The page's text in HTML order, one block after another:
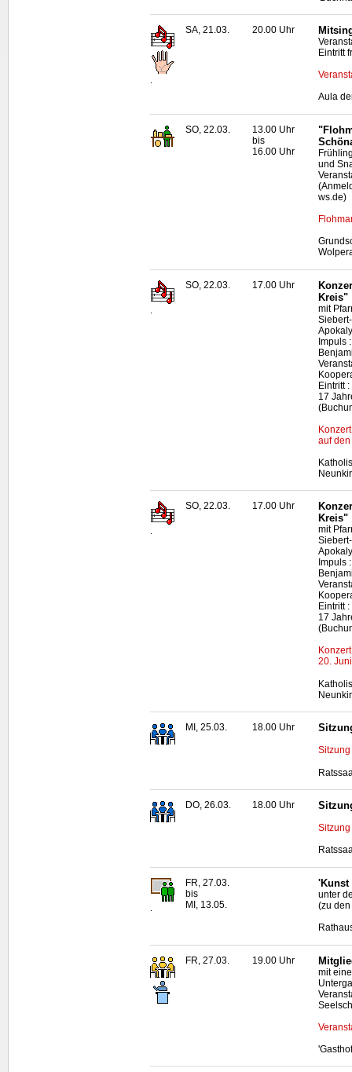
.
SA, 21.03. 20.00 Uhr
Eintritt
Aula
SO, 22.03.
13.00 Uhr
bis
16.00 Uhr
und
ws.de)
SO, 22.03. 17.00 Uhr
Kreis"
mit
Impuls
Eintritt
17
auf
.
SO, 22.03. 17.00 Uhr
Kreis"
mit
Impuls
Eintritt
17
20.
MI, 25.03. 18.00 Uhr
DO, 26.03. 18.00 Uhr
FR, 27.03.
bis
MI, 13.05.
'Kunst
unter
(zu
FR, 27.03. 19.00 Uhr
mit